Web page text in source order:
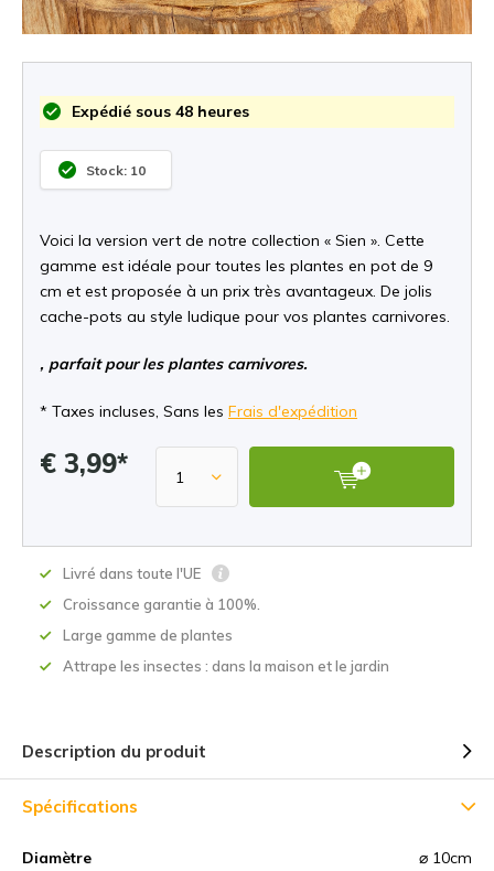
Expédié sous 48 heures
Stock: 10
Voici la version vert de notre collection « Sien ». Cette
gamme est idéale pour toutes les plantes en pot de 9
cm et est proposée à un prix très avantageux. De jolis
cache-pots au style ludique pour vos plantes carnivores.
, parfait pour les plantes carnivores.
* Taxes incluses, Sans les Frais d'expédition
€ 3,99*
Livré dans toute l'UE
Croissance garantie à 100%.
Large gamme de plantes
Attrape les insectes : dans la maison et le jardin
Description du produit
Spécifications
Diamètre ⌀ 10cm